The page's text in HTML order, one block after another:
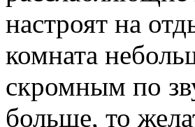
настроят на
комната
скромным по
больше, то